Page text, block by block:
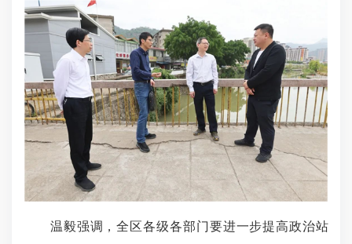
温毅强调，全区各级各部门要进一步提高政治站